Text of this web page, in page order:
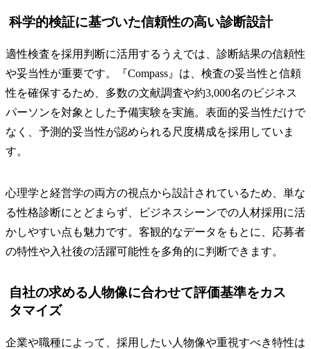
科学的検証に基づいた信頼性の高い診断設計
適性検査を採用判断に活用するうえでは、診断結果の信頼性
や妥当性が重要です。『Compass』は、検査の妥当性と信頼
性を確保するため、多数の文献調査や約3,000名のビジネス
パーソンを対象とした予備実験を実施。表面的妥当性だけで
なく、予測的妥当性が認められる尺度構成を採用していま
す。
心理学と経営学の両方の視点から設計されているため、単な
る性格診断にとどまらず、ビジネスシーンでの人材採用に活
かしやすい点も魅力です。客観的なデータをもとに、応募者
の特性や入社後の活躍可能性を多角的に判断できます。
自社の求める人物像に合わせて評価基準をカス
タマイズ
企業や職種によって、採用したい人物像や重視すべき特性は